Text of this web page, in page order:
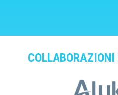
COLLABORAZIONI